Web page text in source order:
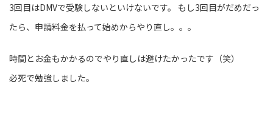
3回目はDMVで受験しないといけないです。 もし3回目がだめだっ
たら、申請料金を払って始めからやり直し。。。
時間とお金もかかるのでやり直しは避けたかったです（笑）
必死で勉強しました。